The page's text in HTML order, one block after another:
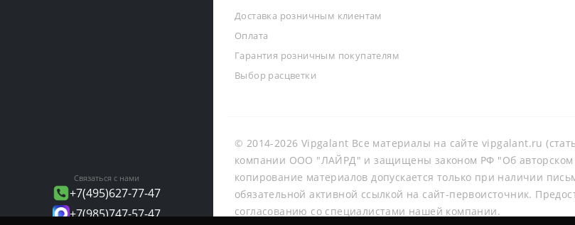
Связаться с нами
+7(495)627-77-47
+7(985)747-57-47
Доставка розничным клиентам
Оплата
Гарантия розничным покупателям
Выбор расцветки
© 2014-2026 Vipgalant Все материалы на сайте vipgalant.ru
компании ООО "ЛАЙРД" и защищены законом РФ "Об авторском
копирование материалов допускается только при наличии
обязательной активной ссылкой на сайт-первоисточник.
согласованию со специалистами нашей компании.